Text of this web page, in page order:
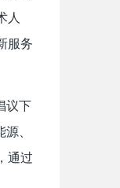
人
服务
议下
、
通过